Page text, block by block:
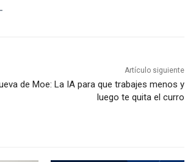
Artículo siguiente
de Moe: La IA para que trabajes menos y
luego te quita el curro